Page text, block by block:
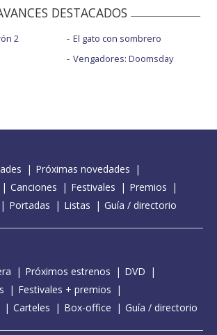
DESTACADOS
2
El gato con sombrero
Vengadores: Doomsday
Próximas novedades
Canciones Festivales
Premios
Portadas Listas Guía / directorio
Próximos estrenos
DVD
Festivales + premios
Carteles Box-office Guía / directorio